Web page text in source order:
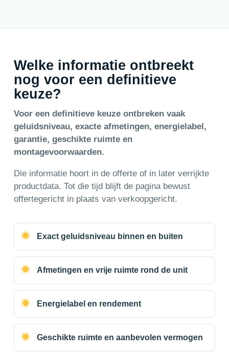
Welke informatie ontbreekt
nog voor een definitieve
keuze?
Voor een definitieve keuze ontbreken vaak
geluidsniveau, exacte afmetingen, energielabel,
garantie, geschikte ruimte en
montagevoorwaarden.
Die informatie hoort in de offerte of in later verrijkte
productdata. Tot die tijd blijft de pagina bewust
offertegericht in plaats van verkoopgericht.
Exact geluidsniveau binnen en buiten
Afmetingen en vrije ruimte rond de unit
Energielabel en rendement
Geschikte ruimte en aanbevolen vermogen